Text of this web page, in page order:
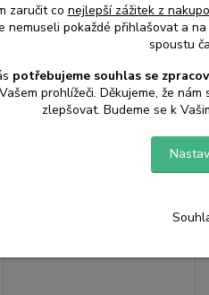
zaručit co nejlepší zážitek z
nemuseli pokaždé přihlašovat a
spoustu
potřebujeme souhlas se
prohlížeči. Děkujeme, že
zlepšovat. Budeme se k